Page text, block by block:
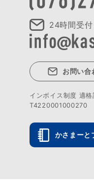
24時間受付
お問い合
インボイス制度 適
T4220001000270
かさまーと